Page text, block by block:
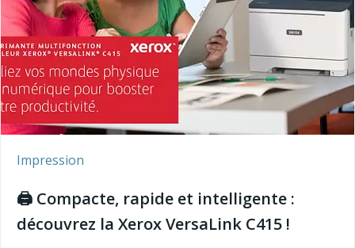
Impression
🖨️ Compacte, rapide et intelligente :
découvrez la Xerox VersaLink C415 !